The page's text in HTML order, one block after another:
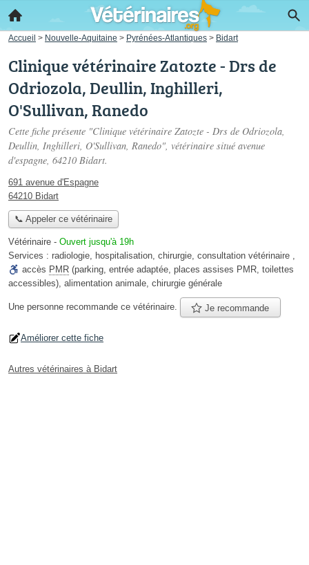
Accueil > Nouvelle-Aquitaine > Pyrénées-Atlantiques > Bidart
Clinique vétérinaire Zatozte - Drs de
Odriozola, Deullin, Inghilleri,
O'Sullivan, Ranedo
Cette fiche présente "Clinique vétérinaire Zatozte - Drs de Odriozola,
Deullin, Inghilleri, O'Sullivan, Ranedo", vétérinaire situé avenue
d'espagne, 64210 Bidart.
691 avenue d'Espagne
64210 Bidart
📞 Appeler ce vétérinaire
Vétérinaire - Ouvert jusqu'à 19h
Services : radiologie, hospitalisation, chirurgie, consultation vétérinaire ,
accès PMR (parking, entrée adaptée, places assises PMR, toilettes
accessibles), alimentation animale, chirurgie générale
Une personne recommande ce vétérinaire. Je recommande
Améliorer cette fiche
Autres vétérinaires à Bidart